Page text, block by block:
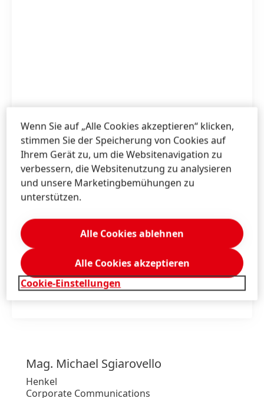
got2b natürlich nude! Entwirrer Durchkämm-
Spray
1 von 3
Mag. Michael Sgiarovello
Henkel
Corporate Communications
Wenn Sie auf „Alle Cookies akzeptieren“ klicken,
stimmen Sie der Speicherung von Cookies auf
Ihrem Gerät zu, um die Websitenavigation zu
verbessern, die Websitenutzung zu analysieren
und unsere Marketingbemühungen zu
unterstützen.
Cookie-Einstellungen
Alle Cookies ablehnen
Alle Cookies akzeptieren